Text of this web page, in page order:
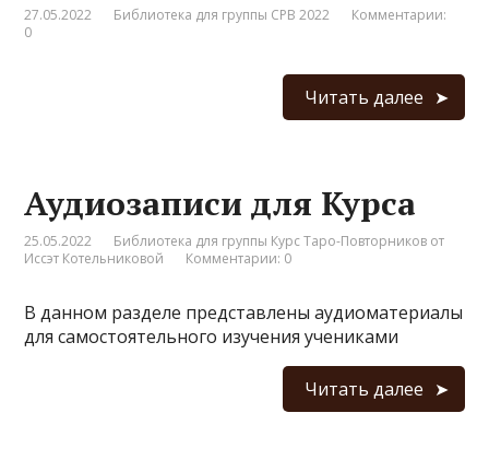
27.05.2022 Библиотека для группы СРВ 2022
Комментарии:
0
Читать далее
Аудиозаписи для Курса
25.05.2022
Библиотека для группы Курс Таро-Повторников от
Иссэт Котельниковой
Комментарии: 0
В данном разделе представлены аудиоматериалы
для самостоятельного изучения учениками
Читать далее